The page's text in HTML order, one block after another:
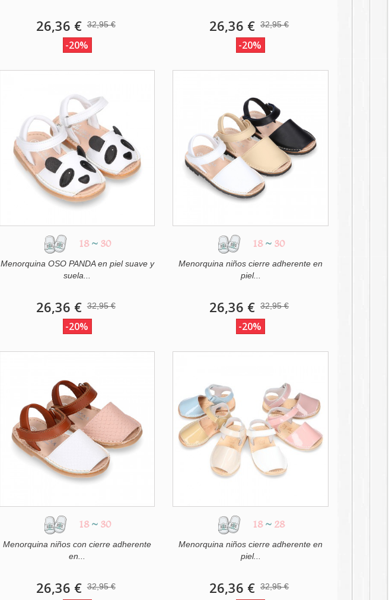
26,36 € 32,95 €
-20%
26,36 € 32,95 €
-20%
18 ~ 30
Menorquina OSO PANDA en piel suave y
suela...
26,36 € 32,95 €
-20%
18 ~30
Menorquina niños cierre adherente en
piel...
26,36 € 32,95 €
-20%
18 ~ 30
Menorquina niños con cierre adherente
en...
26,36 € 32,95 €
18 ~28
Menorquina niños cierre adherente en
piel...
26,36 € 32,95 €